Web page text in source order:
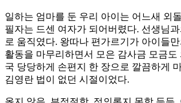
일하는 엄마를 둔 우리 아이는 어느새 외
필자는 드센 여자가 되어버렸다. 선생님
로 움직였다. 왕따나 편가르기가 아이들
활동을 마무리하면서 모은 감사금 모금도
국 당당하게 손편지 한 장으로 깔끔하게
김영란 법이 없던 시절이었다.